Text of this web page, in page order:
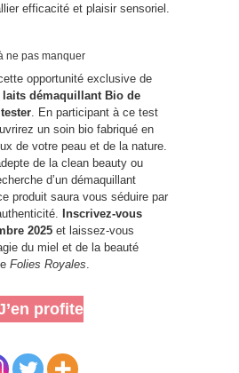
efficacité et plaisir sensoriel.
ne pas manquer
opportunité exclusive de
laits démaquillant Bio de
. En participant à ce test
un soin bio fabriqué en
de votre peau et de la nature.
de la clean beauty ou
d’un démaquillant
produit saura vous séduire par
Inscrivez-vous
2025 et laissez-vous
du miel et de la beauté
Folies Royales
profite